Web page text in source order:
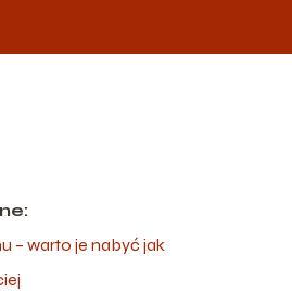
– warto je nabyć jak